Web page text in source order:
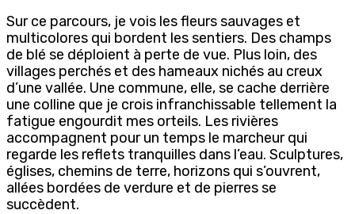
Sur ce parcours, je vois les fleurs sauvages et
multicolores qui bordent les sentiers. Des champs
de blé se déploient à perte de vue. Plus loin, des
villages perchés et des hameaux nichés au creux
d’une vallée. Une commune, elle, se cache derrière
une colline que je crois infranchissable tellement la
fatigue engourdit mes orteils. Les rivières
accompagnent pour un temps le marcheur qui
regarde les reflets tranquilles dans l’eau. Sculptures,
églises, chemins de terre, horizons qui s’ouvrent,
allées bordées de verdure et de pierres se
succèdent.